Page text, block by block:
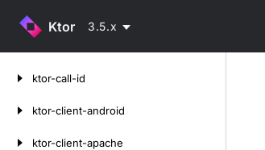
Ktor 3.5.x
ktor-call-id
ktor-client-android
ktor-client-apache